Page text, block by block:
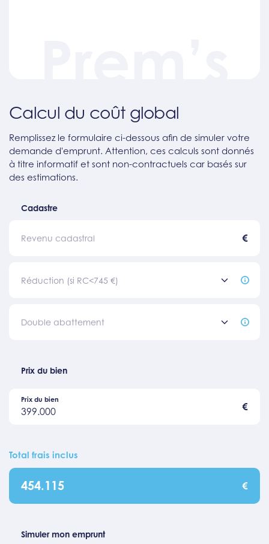
Calcul du coût global
Remplissez le formulaire ci-dessous afin de simuler votre
demande d'emprunt. Attention, ces calculs sont donnés
à titre informatif et sont non-contractuels car basés sur
des estimations.
Cadastre
Revenu cadastral €
Réduction (si RC<745 €)
Double abattement
Prix du bien
399.000
Prix du bien
€
Total frais inclus
454.115 €
Simuler mon emprunt